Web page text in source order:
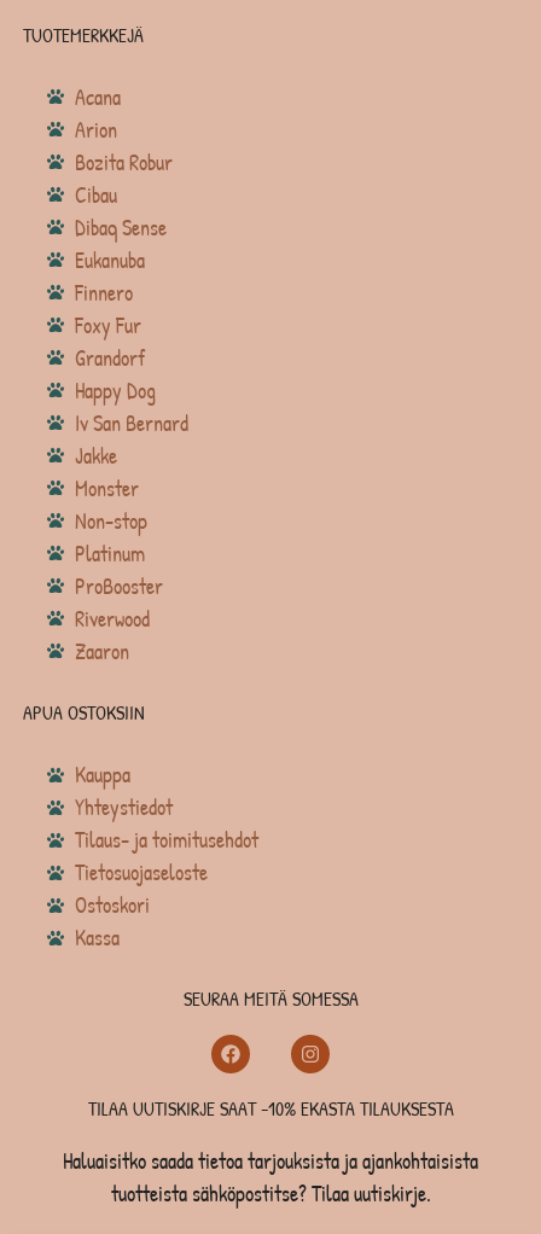
TUOTEMERKKEJÄ
Acana
Arion
Bozita Robur
Cibau
Dibaq Sense
Eukanuba
Finnero
Foxy Fur
Grandorf
Happy Dog
Iv San Bernard
Jakke
Monster
Non-stop
Platinum
ProBooster
Riverwood
Zaaron
APUA OSTOKSIIN
Kauppa
Yhteystiedot
Tilaus- ja toimitusehdot
Tietosuojaseloste
Ostoskori
Kassa
SEURAA MEITÄ SOMESSA
TILAA UUTISKIRJE SAAT -10% EKASTA TILAUKSESTA
Haluaisitko saada tietoa tarjouksista ja ajankohtaisista
tuotteista sähköpostitse? Tilaa uutiskirje.